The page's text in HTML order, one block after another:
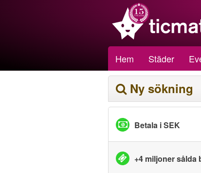
Hem Städer
Ny sökning
Betala i SEK
+4 miljoner sålda